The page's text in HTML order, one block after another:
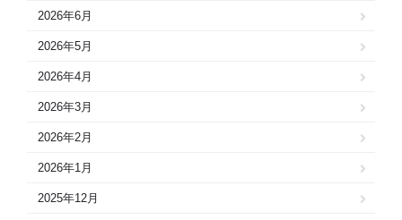
2026年6月
2026年5月
2026年4月
2026年3月
2026年2月
2026年1月
2025年12月